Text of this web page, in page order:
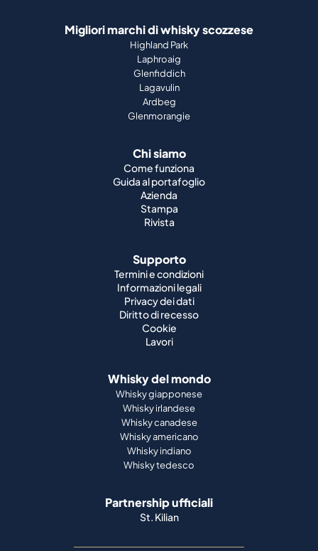
Migliori marchi di whisky scozzese
Highland Park
Laphroaig
Glenfiddich
Lagavulin
Ardbeg
Glenmorangie
Chi siamo
Come funziona
Guida al portafoglio
Azienda
Stampa
Rivista
Supporto
Termini e condizioni
Informazioni legali
Privacy dei dati
Diritto di recesso
Cookie
Lavori
Whisky del mondo
Whisky giapponese
Whisky irlandese
Whisky canadese
Whisky americano
Whisky indiano
Whisky tedesco
Partnership ufficiali
St. Kilian